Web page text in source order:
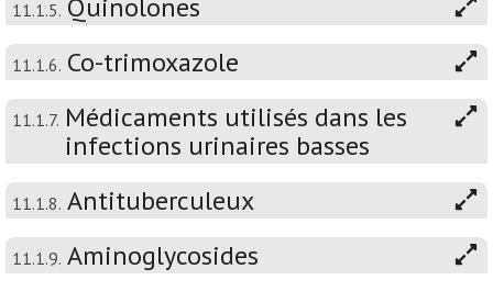
11.1.5.
11.1.6. Co-trimoxazole
11.1.7. Médicaments utilisés dans les
infections urinaires basses
11.1.8. Antituberculeux
11.1.9. Aminoglycosides